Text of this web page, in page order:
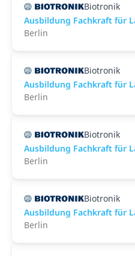
Biotronik
Ausbildung Fachkraft für
Berlin
Biotronik
Ausbildung Fachkraft für
Berlin
Biotronik
Ausbildung Fachkraft für
Berlin
Biotronik
Ausbildung Fachkraft für
Berlin